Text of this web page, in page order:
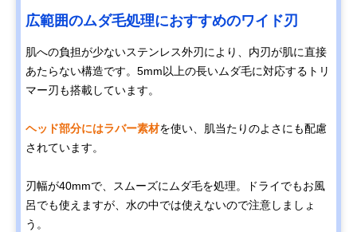
広範囲のムダ毛処理におすすめのワイド刃
肌への負担が少ないステンレス外刃により、内刃が肌に直接
あたらない構造です。5mm以上の長いムダ毛に対応するトリ
マー刃も搭載しています。
ヘッド部分にはラバー素材を使い、肌当たりのよさにも配慮
されています。
刃幅が40mmで、スムーズにムダ毛を処理。ドライでもお風
呂でも使えますが、水の中では使えないので注意しましょ
う。